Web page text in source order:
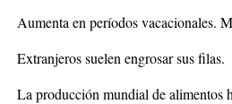
Aumenta en períodos vacacionales.
Extranjeros suelen engrosar sus filas.
La producción mundial de alimentos